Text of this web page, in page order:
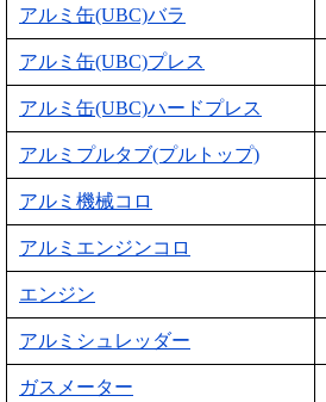
アルミ缶(UBC)バラ
アルミ缶(UBC)プレス
アルミ缶(UBC)ハードプレス
アルミプルタブ(プルトップ)
アルミ機械コロ
アルミエンジンコロ
エンジン
アルミシュレッダー
ガスメーター